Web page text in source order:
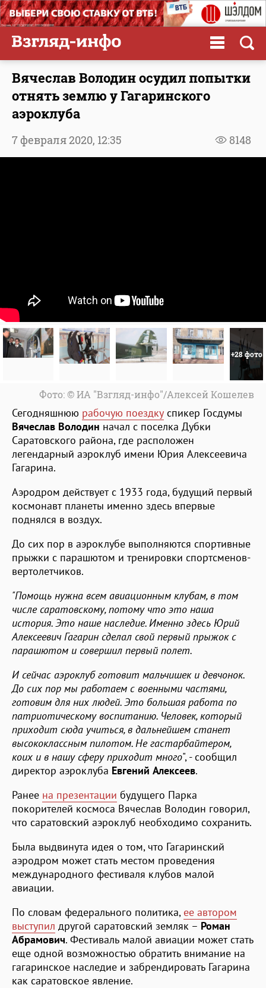
Вячеслав Володин осудил попытки
отнять землю у Гагаринского
аэроклуба
8148
7 февраля 2020, 12:35
+28 фото
Фото: © ИА "Взгляд-инфо"/Алексей Кошелев
Сегодняшнюю рабочую поездку спикер Госдумы
Вячеслав Володин начал с поселка Дубки
Саратовского района, где расположен
легендарный аэроклуб имени Юрия Алексеевича
Гагарина.
Аэродром действует с 1933 года, будущий первый
космонавт планеты именно здесь впервые
поднялся в воздух.
До сих пор в аэроклубе выполняются спортивные
прыжки с парашютом и тренировки спортсменов-
вертолетчиков.
"Помощь нужна всем авиационным клубам, в том
числе саратовскому, потому что это наша
история. Это наше наследие. Именно здесь Юрий
Алексеевич Гагарин сделал свой первый прыжок с
парашютом и совершил первый полет.
И сейчас аэроклуб готовит мальчишек и девчонок.
До сих пор мы работаем с военными частями,
готовим для них людей. Это большая работа по
патриотическому воспитанию. Человек, который
приходит сюда учиться, в дальнейшем станет
высококлассным пилотом. Не гастарбайтером,
коих и в нашу сферу приходит много", - сообщил
директор аэроклуба Евгений Алексеев.
Ранее на презентации будущего Парка
покорителей космоса Вячеслав Володин говорил,
что саратовский аэроклуб необходимо сохранить.
Была выдвинута идея о том, что Гагаринский
аэродром может стать местом проведения
международного фестиваля клубов малой
авиации.
По словам федерального политика, ее автором
выступил другой саратовский земляк – Роман
Абрамович. Фестиваль малой авиации может стать
еще одной возможностью обратить внимание на
гагаринское наследие и забрендировать Гагарина
как саратовское явление.